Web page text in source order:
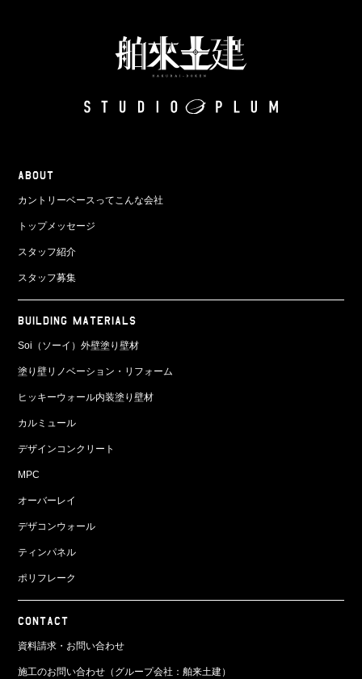
ABOUT
カントリーベースってこんな会社
トップメッセージ
スタッフ紹介
スタッフ募集
BUILDING MATERIALS
Soi（ソーイ）外壁塗り壁材
塗り壁リノベーション・リフォーム
ヒッキーウォール内装塗り壁材
カルミュール
デザインコンクリート
MPC
オーバーレイ
デザコンウォール
ティンパネル
ポリフレーク
CONTACT
資料請求・お問い合わせ
施工のお問い合わせ（グループ会社：舶来土建）